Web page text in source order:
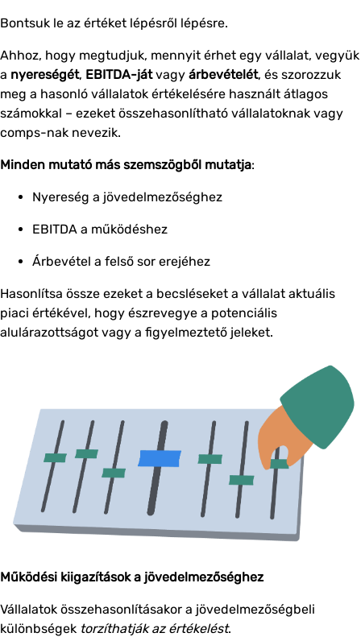
Bontsuk le az értéket lépésről lépésre.
Ahhoz, hogy megtudjuk, mennyit érhet egy vállalat, vegyük
a nyereségét, EBITDA-játvagy árbevételét, és szorozzuk
meg a hasonló vállalatok értékelésére használt átlagos
számokkal – ezeket összehasonlítható vállalatoknak vagy
comps-nak nevezik.
Minden mutató más szemszögből mutatja:
Nyereség a jövedelmezőséghez
EBITDA a működéshez
Árbevétel a felső sor erejéhez
Hasonlítsa össze ezeket a becsléseket a vállalat aktuális
piaci értékével, hogy észrevegye a potenciális
alulárazottságot vagy a figyelmeztető jeleket.
Működési kiigazítások a jövedelmezőséghez
Vállalatok összehasonlításakor a jövedelmezőségbeli
különbségek torzíthatják az értékelést.